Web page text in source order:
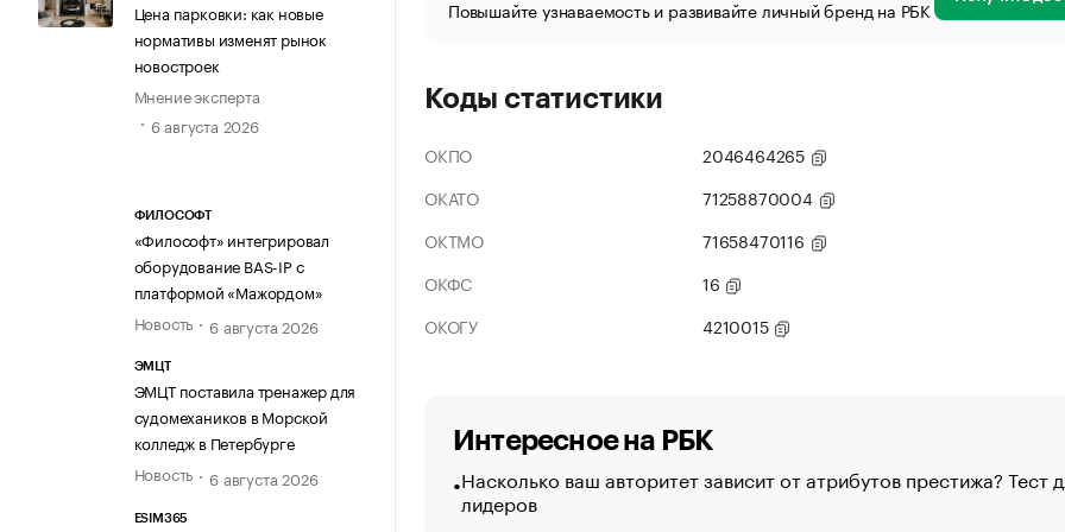
Цена парковки: как новые
нормативы изменят рынок
новостроек
Мнение эксперта
6 августа 2026
ФИЛОСОФТ
«Философт» интегрировал
оборудование BAS-IP с
платформой «Мажордом»
Новость
6 августа 2026
ЭМЦТ
ЭМЦТ поставила тренажер для
судомехаников в Морской
колледж в Петербурге
Новость
6 августа 2026
ESIM365
Повышайте узнаваемость и развивайте личный бренд на РБК
Коды статистики
ОКПО
2046464265
ОКАТО
71258870004
ОКТМО
71658470116
ОКФС
16
ОКОГУ
4210015
Интересное на РБК
Насколько ваш авторитет зависит от атрибутов престижа? Тест
лидеров